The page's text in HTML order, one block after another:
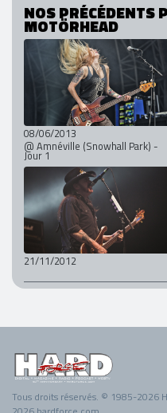
NOS PRÉCÉDENTS
MOTÖRHEAD
08/06/2013
@ Amnéville (Snowhall Park) -
Jour 1
21/11/2012
Tous droits réservés. © 1985-2026